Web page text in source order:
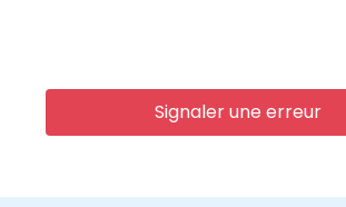
Signaler une erreur